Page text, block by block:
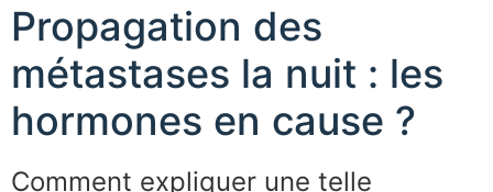
Propagation des
métastases la nuit : les
hormones en cause ?
Comment expliquer une telle